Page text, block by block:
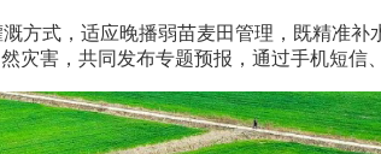
方式，适应晚播弱苗麦田管理，既精准
灾害，共同发布专题预报，通过手机短信